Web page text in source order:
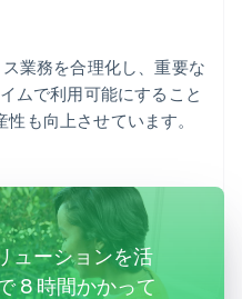
業務を合理化し、重要な
ムで利用可能にすること
も向上させています。
ューションを活
8 時間かかって